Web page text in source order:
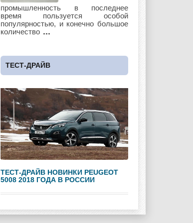
Lotus Lincoln
Mercury Mini Mitsubishi
Nissan Opel Pagani
Peugeot Pontiac
промышленность в последнее
время пользуется особой
популярностью, и конечно большое
количество
ТЕСТ-ДРАЙВ
ТЕСТ-ДРАЙВ НОВИНКИ PEUGEOT
5008 2018 ГОДА В РОССИИ